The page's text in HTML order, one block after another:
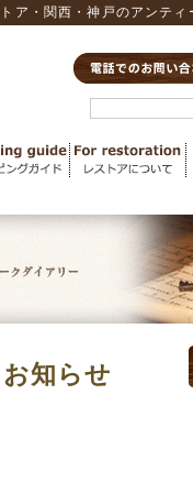
ア・関西・神戸のアンティ
知らせ